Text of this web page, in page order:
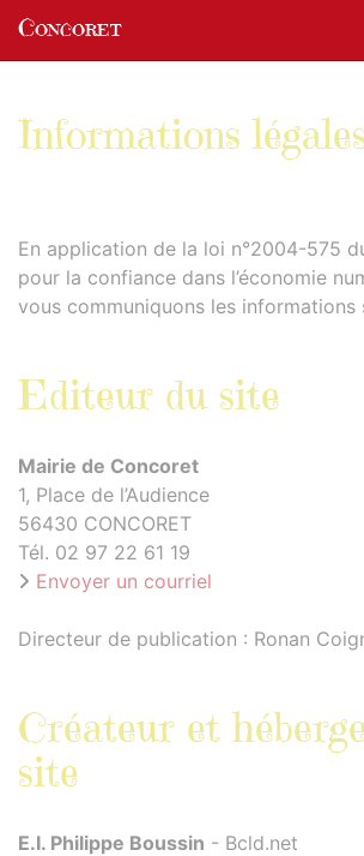
Concoret
Informations
En application de la loi n°2004-575
pour la confiance dans l’économie
vous communiquons les informations
Editeur du site
Mairie de Concoret
1, Place de l’Audience
56430 CONCORET
Tél. 02 97 22 61 19
Envoyer un courriel
Directeur de publication : Ronan
Créateur et
site
E.I. Philippe Boussin - Bcld.net
Panneau de gestion des cookies